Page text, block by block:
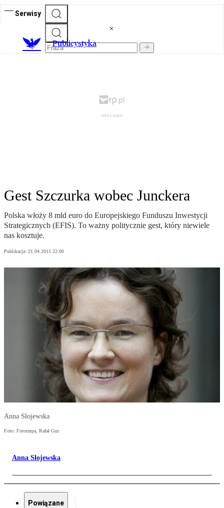
Serwisy
Publicystyka
Gest Szczurka wobec Junckera
Polska włoży 8 mld euro do Europejskiego Funduszu Inwestycji
Strategicznych (EFIS). To ważny politycznie gest, który niewiele
nas kosztuje.
Publikacja: 21.04.2015 22:00
Anna Słojewska
Foto: Fotorzepa, Rafał Guz
Anna Słojewska
Powiązane